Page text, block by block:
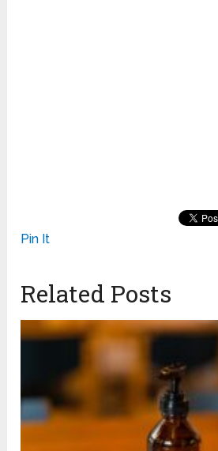
Pin It
Related Posts